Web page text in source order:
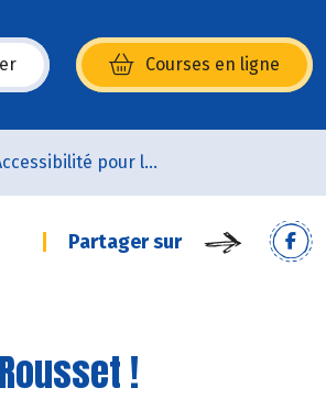
Courses en ligne
nouvelle fenêtre)
Accessibilité pour les personnes en situation de handicap
Partager sur
!